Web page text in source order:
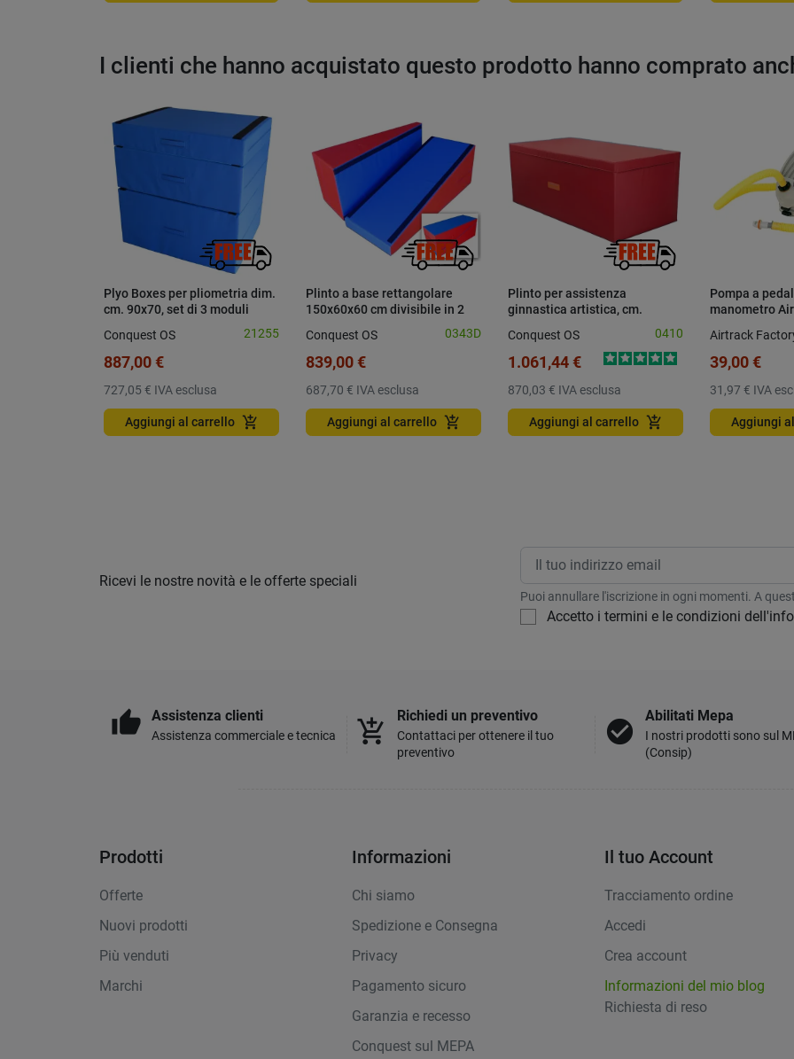
I clienti che hanno acquistato questo prodotto hanno comprato
Plyo Boxes per pliometria dim.
cm. 90x70, set di 3 moduli
Conquest OS 21255
887,00 €
727,05 € IVA esclusa
Aggiungi al carrello add_shopping_cart
Plinto a base rettangolare
150x60x60 cm divisibile in 2
Conquest OS 0343D
839,00 €
687,70 € IVA esclusa
Aggiungi al carrello add_shopping_cart
Plinto per assistenza
ginnastica artistica, cm.
Conquest OS 0410
1.061,44 €
870,03 € IVA esclusa
Aggiungi al carrello add_shopping_cart
Pompa a
manometro
Airtrack
39,00 €
31,97 € IVA
Aggiungi
Ricevi le nostre novità e le offerte speciali
Puoi annullare l'iscrizione in ogni momenti. A
Accetto i termini e le condizioni
thumb_up Assistenza clienti
Assistenza commerciale e tecnica add_shopping_cart
Richiedi un preventivo
Contattaci per ottenere il tuo
preventivo
check_circle
Abilitati Mepa
I nostri prodotti sono sul
(Consip)
Prodotti
Offerte
Nuovi prodotti
Più venduti
Marchi
Informazioni
Chi siamo
Spedizione e Consegna
Privacy
Pagamento sicuro
Garanzia e recesso
Conquest sul MEPA
Il tuo Account
Tracciamento ordine
Accedi
Crea account
Informazioni del mio blog
Richiesta di reso